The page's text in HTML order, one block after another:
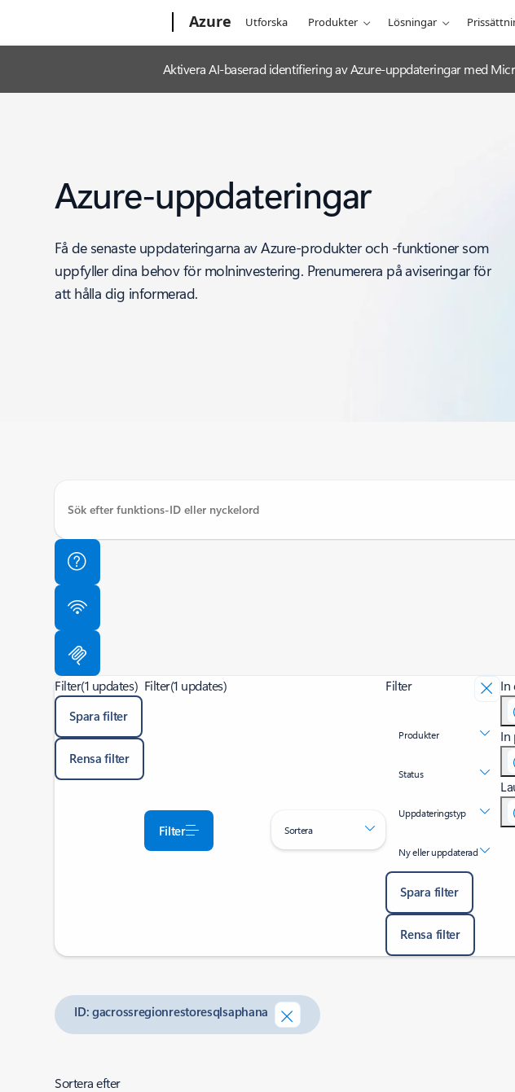
Azure Utforska Produkter Lösningar
Aktivera AI-baserad identifiering av Azure-uppdateringar med
Azure-uppdateringar
Få de senaste uppdateringarna av Azure-produkter och -funktioner som
uppfyller dina behov för molninvestering. Prenumerera på aviseringar för
att hålla dig informerad.
Filter(1 updates)
Spara filter
Rensa filter
Filter(1 updates)
Filter Sortera
Filter
Produkter
Status
Uppdateringstyp
Ny eller uppdaterad
Spara filter
Rensa filter
In
In
ID: gacrossregionrestoresqlsaphana
Sortera efter